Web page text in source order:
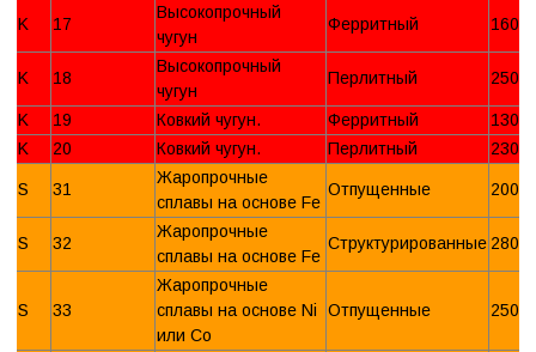
K 17
Высокопрочный
чугун
Ферритный 160
K 18
Высокопрочный
чугун
Перлитный 250
K 19 Ковкий чугун. Ферритный
130
K
20 Ковкий чугун. Перлитный 230
S 31
Жаропрочные
сплавы на основе Fe
Отпущенные 200
S 32
Жаропрочные
сплавы на основе Fe
Структурированные 280
S 33
Жаропрочные
сплавы на основе Ni
или Со
Отпущенные 250